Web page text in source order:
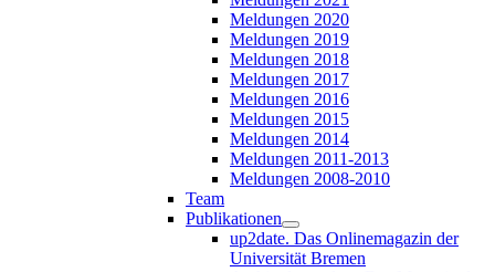
Meldungen 2020
Meldungen 2019
Meldungen 2018
Meldungen 2017
Meldungen 2016
Meldungen 2015
Meldungen 2014
Meldungen 2011-2013
Meldungen 2008-2010
Team
Publikationen
up2date. Das Onlinemagazin der
Universität Bremen